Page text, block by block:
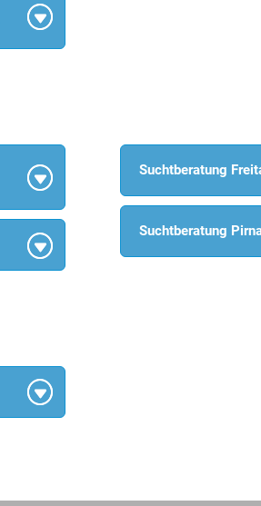
Suchtberatung
Suchtberatung